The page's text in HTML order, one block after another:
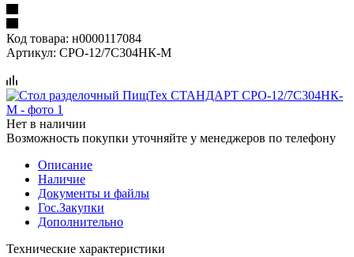
Код товара: н0000117084
Артикул: СРО-12/7С304НК-М
Нет в наличии
Возможность покупки уточняйте у менеджеров по телефону
Описание
Наличие
Документы и файлы
Гос.Закупки
Дополнительно
Технические характеристики